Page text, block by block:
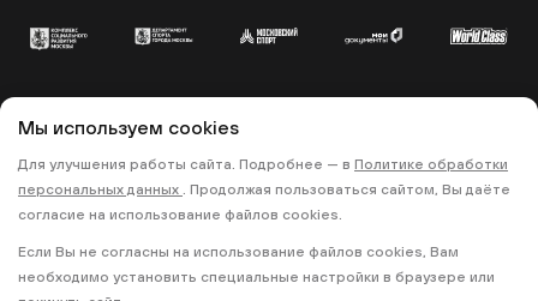
© 2022 «МОСКОВСКИЙ СПОРТ»
• ПОЛИТИКА КОНФИДЕНЦИАЛЬНОСТИ •
ПРАВИЛА ЗАПИСИ НА ТРЕНИРОВКИ
Мы используем cookies
Для улучшения работы сайта. Подробнее — в Политике обработки
персональных данных . Продолжая пользоваться сайтом, Вы даёте
согласие на использование файлов cookies.
Если Вы не согласны на использование файлов cookies, Вам
необходимо установить специальные настройки в браузере или